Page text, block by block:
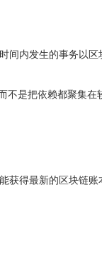
间内发生的事务以区
不是把依赖都聚集在
获得最新的区块链账